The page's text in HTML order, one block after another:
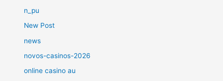
n_pu
New Post
news
novos-casinos-2026
online casino au